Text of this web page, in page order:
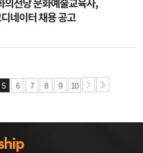
네이터 채용 공고
5 6 7 8 9 10